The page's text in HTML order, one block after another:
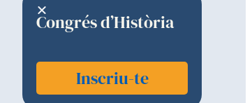
Congrés d’Història
Inscriu-te